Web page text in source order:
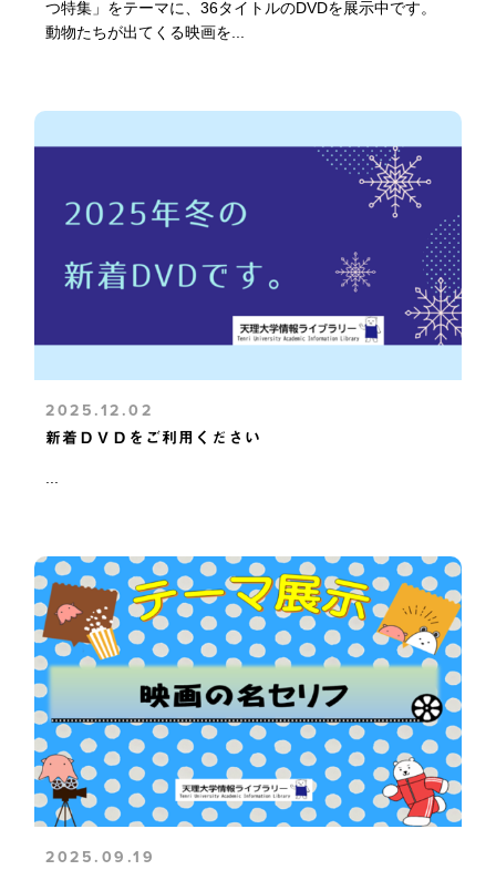
つ特集」をテーマに、36タイトルのDVDを展示中です。
動物たちが出てくる映画を...
2025.12.02
新着ＤＶＤをご利用ください
...
2025.09.19